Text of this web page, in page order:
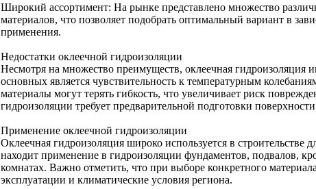
Широкий ассортимент: На рынке представлено множество
материалов, что позволяет подобрать оптимальный вариант в
применения.
Недостатки оклеечной гидроизоляции
Несмотря на множество преимуществ, оклеечная гидроизоляция
основных является чувствительность к температурным
материалы могут терять гибкость, что увеличивает риск
гидроизоляции требует предварительной подготовки
Применение оклеечной гидроизоляции
Оклеечная гидроизоляция широко используется в
находит применение в гидроизоляции фундаментов, подвалов,
комнатах. Важно отметить, что при выборе конкретного
эксплуатации и климатические условия региона.